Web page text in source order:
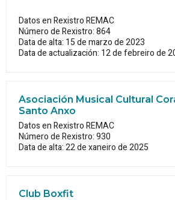
Datos en Rexistro REMAC
Número de Rexistro: 864
Data de alta: 15 de marzo de 2023
Data de actualización: 12 de febreiro de
Asociación Musical Cultural
Santo Anxo
Datos en Rexistro REMAC
Número de Rexistro: 930
Data de alta: 22 de xaneiro de 2025
Club Boxfit